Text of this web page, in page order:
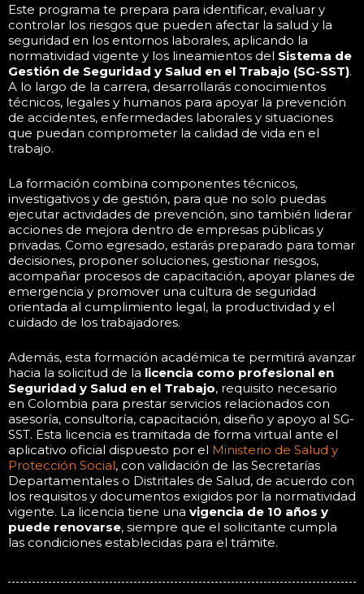
Este programa te prepara para identificar, evaluar y
controlar los riesgos que pueden afectar la salud y la
seguridad en los entornos laborales, aplicando la
normatividad vigente y los lineamientos del Sistema de
Gestión de Seguridad y Salud en el Trabajo (SG-SST).
A lo largo de la carrera, desarrollarás conocimientos
técnicos, legales y humanos para apoyar la prevención
de accidentes, enfermedades laborales y situaciones
que puedan comprometer la calidad de vida en el
trabajo.
La formación combina componentes técnicos,
investigativos y de gestión, para que no solo puedas
ejecutar actividades de prevención, sino también liderar
acciones de mejora dentro de empresas públicas y
privadas. Como egresado, estarás preparado para tomar
decisiones, proponer soluciones, gestionar riesgos,
acompañar procesos de capacitación, apoyar planes de
emergencia y promover una cultura de seguridad
orientada al cumplimiento legal, la productividad y el
cuidado de los trabajadores.
Además, esta formación académica te permitirá avanzar
hacia la solicitud de la licencia como profesional en
Seguridad y Salud en el Trabajo, requisito necesario
en Colombia para prestar servicios relacionados con
asesoría, consultoría, capacitación, diseño y apoyo al SG-
SST. Esta licencia es tramitada de forma virtual ante el
aplicativo oficial dispuesto por el Ministerio de Salud y
Protección Social, con validación de las Secretarías
Departamentales o Distritales de Salud, de acuerdo con
los requisitos y documentos exigidos por la normatividad
vigente. La licencia tiene una vigencia de 10 años y
puede renovarse, siempre que el solicitante cumpla
las condiciones establecidas para el trámite.